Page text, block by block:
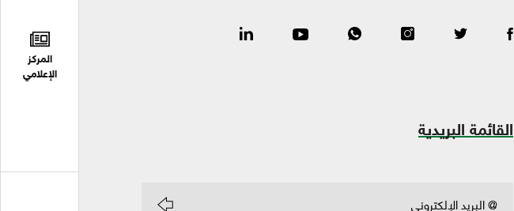
المركز
الإعلامي
القائمة البريدية